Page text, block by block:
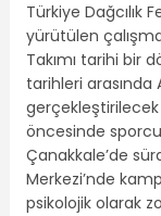
Türkiye Dağcılık
yürütülen
Takımı tarihi bir
tarihleri arasında
gerçekleştirilecek
öncesinde
Çanakkale’de
Merkezi’nde
psikolojik olarak